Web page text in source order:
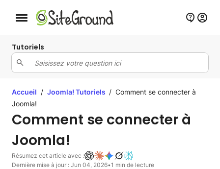
Bouton de navigation mobile
Tutoriels
Accueil / Joomla! Tutoriels / Comment se connecter à
Joomla!
Comment se connecter à
Joomla!
Résumez cet article avec :
Dernière mise à jour : Jun 04, 2026•1 min de lecture